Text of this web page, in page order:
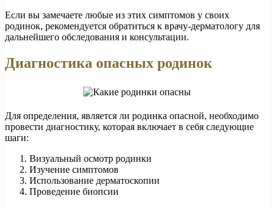
Если вы замечаете любые из этих симптомов у своих
родинок, рекомендуется обратиться к врачу-дерматологу для
дальнейшего обследования и консультации.
Диагностика опасных родинок
Для определения, является ли родинка опасной, необходимо
провести диагностику, которая включает в себя следующие
шаги:
Визуальный осмотр родинки
Изучение симптомов
Использование дерматоскопии
Проведение биопсии